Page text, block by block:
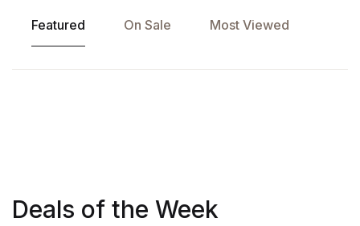
Featured On Sale Most Viewed
Deals of the Week